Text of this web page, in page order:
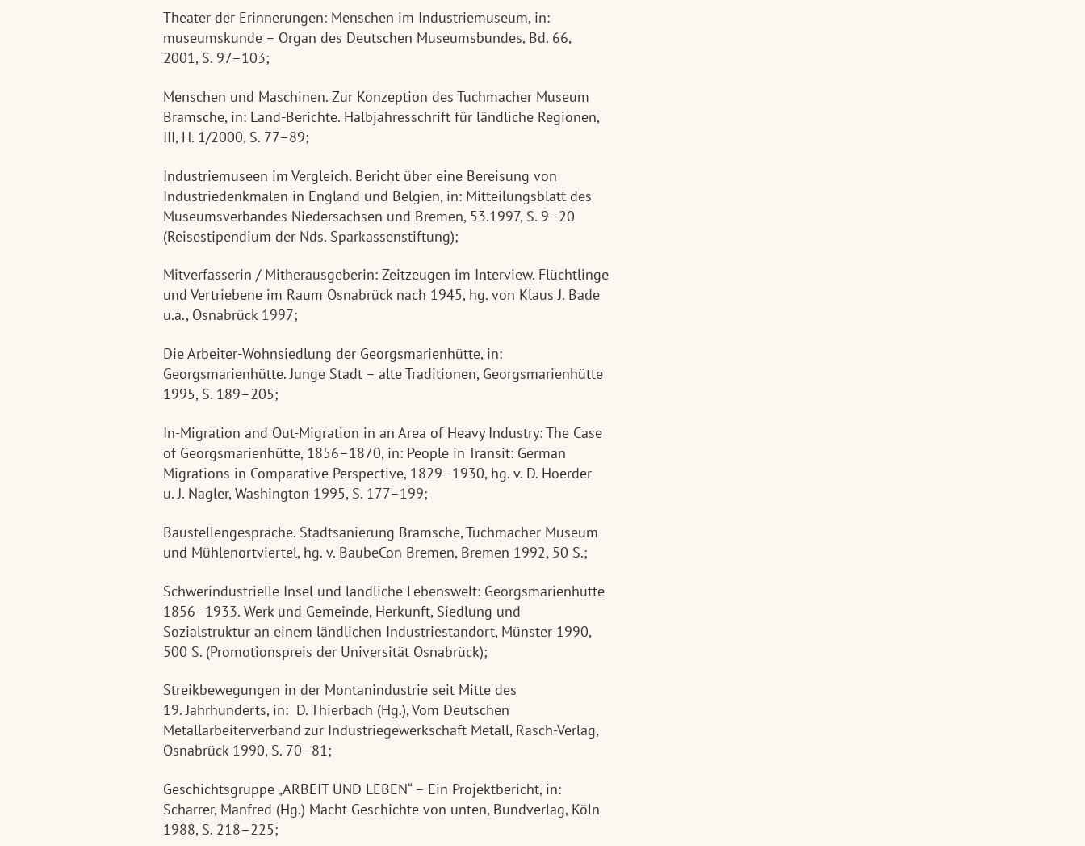
Theater der Erinnerungen: Menschen im Industriemuseum, in:
museumskunde – Organ des Deutschen Museumsbundes, Bd. 66,
2001, S. 97–103;
Menschen und Maschinen. Zur Konzeption des Tuchmacher Museum
Bramsche, in: Land-Berichte. Halbjahresschrift für ländliche Regionen,
III, H. 1/2000, S. 77–89;
Industriemuseen im Vergleich. Bericht über eine Bereisung von
Industriedenkmalen in England und Belgien, in: Mitteilungsblatt des
Museumsverbandes Niedersachsen und Bremen, 53.1997, S. 9–20
(Reisestipendium der Nds. Sparkassenstiftung);
Mitverfasserin / Mitherausgeberin: Zeitzeugen im Interview. Flüchtlinge
und Vertriebene im Raum Osnabrück nach 1945, hg. von Klaus J. Bade
u.a., Osnabrück 1997;
Die Arbeiter-Wohnsiedlung der Georgsmarienhütte, in:
Georgsmarienhütte. Junge Stadt – alte Traditionen, Georgsmarienhütte
1995, S. 189–205;
In-Migration and Out-Migration in an Area of Heavy Industry: The Case
of Georgsmarienhütte, 1856–1870, in: People in Transit: German
Migrations in Comparative Perspective, 1829–1930, hg. v. D. Hoerder
u. J. Nagler, Washington 1995, S. 177–199;
Baustellengespräche. Stadtsanierung Bramsche, Tuchmacher Museum
und Mühlenortviertel, hg. v. BaubeCon Bremen, Bremen 1992, 50 S.;
Schwerindustrielle Insel und ländliche Lebenswelt: Georgsmarienhütte
1856–1933. Werk und Gemeinde, Herkunft, Siedlung und
Sozialstruktur an einem ländlichen Industriestandort, Münster 1990,
500 S. (Promotionspreis der Universität Osnabrück);
Streikbewegungen in der Montanindustrie seit Mitte des
19. Jahrhunderts, in: D. Thierbach (Hg.), Vom Deutschen
Metallarbeiterverband zur Industriegewerkschaft Metall, Rasch-Verlag,
Osnabrück 1990, S. 70–81;
Geschichtsgruppe „ARBEIT UND LEBEN“ – Ein Projektbericht, in:
Scharrer, Manfred (Hg.) Macht Geschichte von unten, Bundverlag, Köln
1988, S. 218–225;